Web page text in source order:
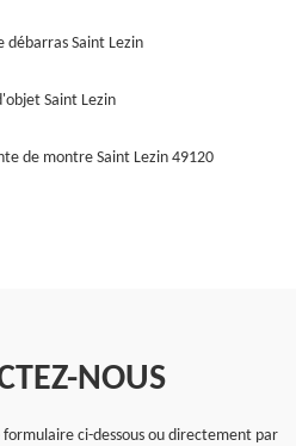
débarras Saint Lezin
Saint Lezin
de montre Saint Lezin 49120
NOUS
ci-dessous ou directement par